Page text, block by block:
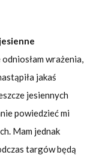
jesienne
wrażenia,
jakaś
jesiennych
powiedzieć mi
Mam jednak
targów będą